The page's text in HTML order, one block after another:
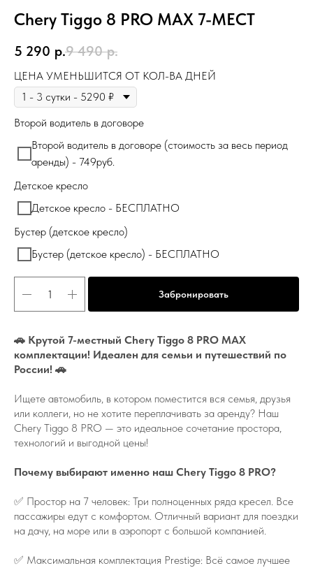
Chery Tiggo 8 PRO MAX 7-МЕСТ
5 290 р.9 490 р.
ЦЕНА УМЕНЬШИТСЯ ОТ КОЛ-ВА ДНЕЙ
Второй водитель в договоре
Второй водитель в договоре (стоимость за весь период
аренды) - 749руб.
Детское кресло
Детское кресло - БЕСПЛАТНО
Бустер (детское кресло)
Бустер (детское кресло) - БЕСПЛАТНО
Забронировать
🚗 Крутой 7-местный Chery Tiggo 8 PRO MAX
комплектации! Идеален для семьи и путешествий по
России! 🚗
Ищете автомобиль, в котором поместится вся семья, друзья
или коллеги, но не хотите переплачивать за аренду? Наш
Chery Tiggo 8 PRO — это идеальное сочетание простора,
технологий и выгодной цены!
Почему выбирают именно наш Chery Tiggo 8 PRO?
✅ Простор на 7 человек: Три полноценных ряда кресел. Все
пассажиры едут с комфортом. Отличный вариант для поездки
на дачу, на море или в аэропорт с большой компанией.
✅ Максимальная комплектация Prestige: Всё самое лучшее